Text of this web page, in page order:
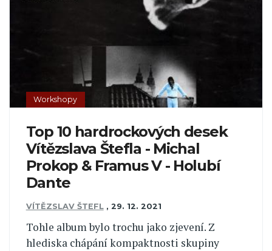
Workshopy
Top 10 hardrockových desek
Vítězslava Štefla - Michal
Prokop & Framus V - Holubí
Dante
VÍTĚZSLAV ŠTEFL , 29. 12. 2021
Tohle album bylo trochu jako zjevení. Z
hlediska chápání kompaktnosti skupiny